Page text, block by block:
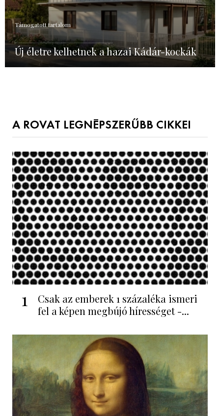
Támogatott tartalom
Új életre kelhetnek a hazai Kádár-kockák
A ROVAT LEGNÉPSZERŰBB CIKKEI
1
Csak az emberek 1 százaléka ismeri
fel a képen megbújó hírességet -...